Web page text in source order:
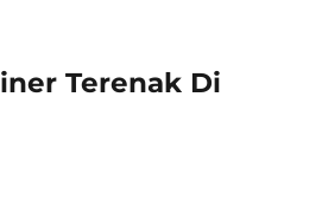
Terenak Di